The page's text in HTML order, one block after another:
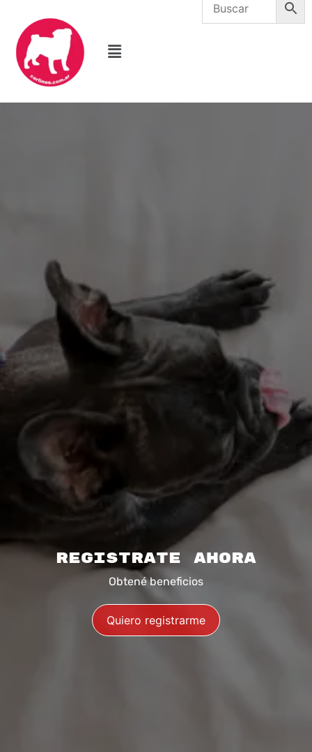
Registrate ahora
Obtené beneficios
Quiero registrarme